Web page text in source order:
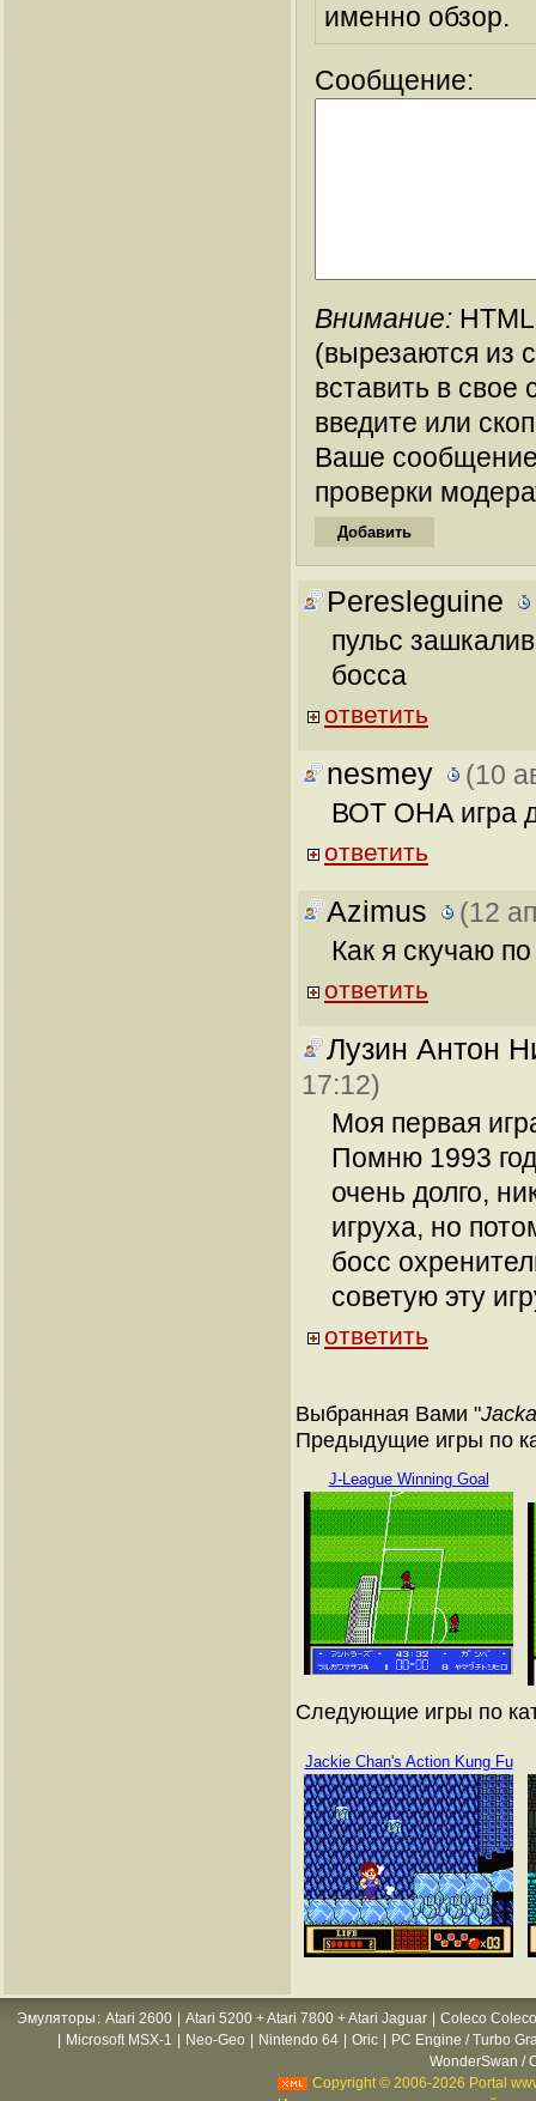
именно обзор.
Сообщение:
Внимание:
(вырезаются из
вставить в
введите или
Ваше
проверки
Peresleguine
пульс
босса
ответить
nesmey
(10
ВОТ ОНА игра
ответить
Azimus
(12
Как я скучаю
ответить
Лузин Антон
17:12)
Моя первая
Помню 1993
очень долго,
игруха, но
босс
советую эту
ответить
Выбранная Вами "
Предыдущие игры по
J-League Winning Goal
Следующие игры по
Jackie Chan's Action Kung Fu
Эмуляторы : Atari 2600 Atari 5200 + Atari 7800 + Atari Jaguar
Coleco
Microsoft MSX-1 Neo-Geo Nintendo 64 Oric
PC Engine / Turbo
WonderSwan /
Copyright © 2006-2026 Portal